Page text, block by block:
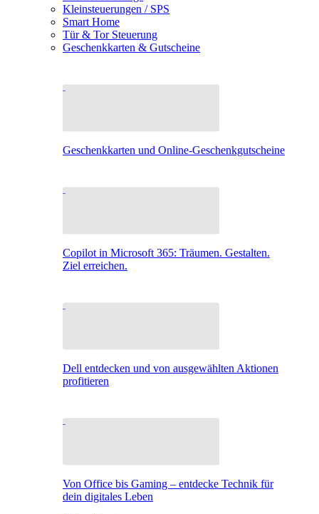
Kleinsteuerungen / SPS
Smart Home
Tür & Tor Steuerung
Geschenkkarten & Gutscheine
Geschenkkarten und Online-Geschenkgutscheine
Copilot in Microsoft 365: Träumen. Gestalten.
Ziel erreichen.
Dell entdecken und von ausgewählten Aktionen
profitieren
Von Office bis Gaming – entdecke Technik für
dein digitales Leben